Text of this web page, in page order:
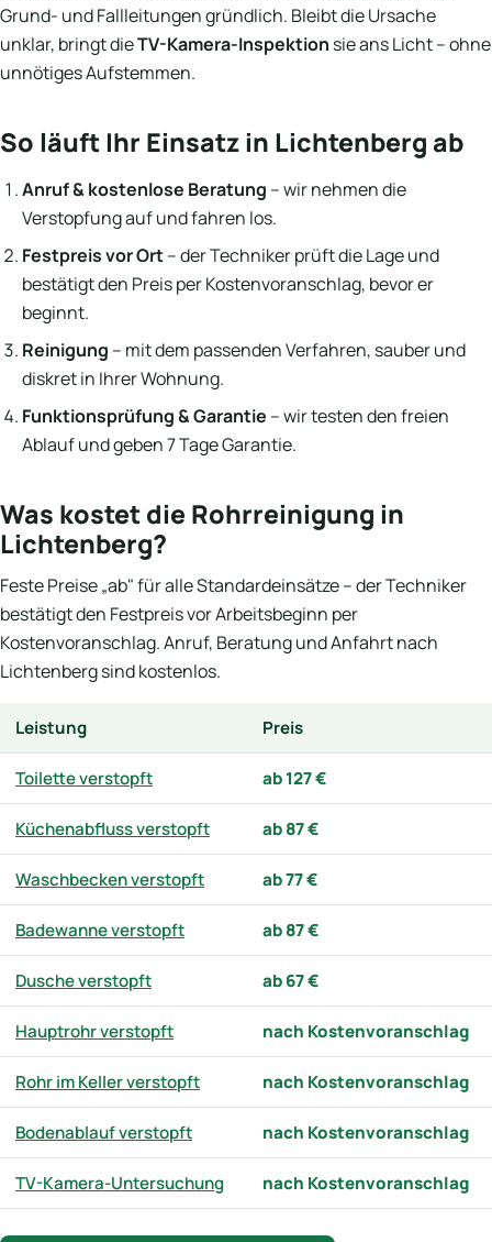
Grund- und Fallleitungen gründlich. Bleibt die Ursache
unklar, bringt dieTV-Kamera-Inspektion sie ans Licht – ohne
unnötiges Aufstemmen.
So läuft Ihr Einsatz in Lichtenberg ab
Anruf & kostenlose Beratung – wir nehmen die
Verstopfung auf und fahren los.
Festpreis vor Ort– der Techniker prüft die Lage und
bestätigt den Preis per Kostenvoranschlag, bevor er
beginnt.
Reinigung – mit dem passenden Verfahren, sauber und
diskret in Ihrer Wohnung.
Funktionsprüfung & Garantie – wir testen den freien
Ablauf und geben 7 Tage Garantie.
Was kostet die Rohrreinigung in
Lichtenberg?
Feste Preise „ab" für alle Standardeinsätze – der Techniker
bestätigt den Festpreis vor Arbeitsbeginn per
Kostenvoranschlag. Anruf, Beratung und Anfahrt nach
Lichtenberg sind kostenlos.
Leistung Preis
Toilette verstopft ab 127 €
Küchenabfluss verstopft ab 87 €
Waschbecken verstopft ab 77 €
Badewanne verstopft ab 87 €
Dusche verstopft ab 67 €
Hauptrohr verstopft nach Kostenvoranschlag
Rohr im Keller verstopft nach Kostenvoranschlag
Bodenablauf verstopft nach Kostenvoranschlag
TV-Kamera-Untersuchung nach Kostenvoranschlag